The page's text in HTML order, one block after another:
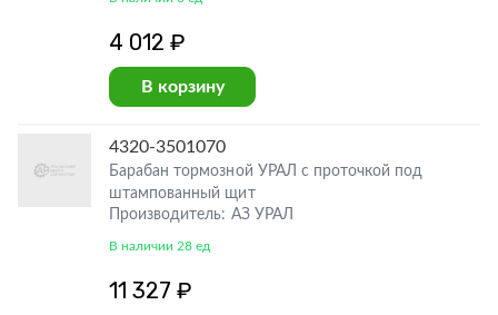
4 012 ₽
В корзину
4320-3501070
Барабан тормозной УРАЛ с проточкой под
штампованный щит
Производитель: АЗ УРАЛ
В наличии 28 ед
11 327 ₽